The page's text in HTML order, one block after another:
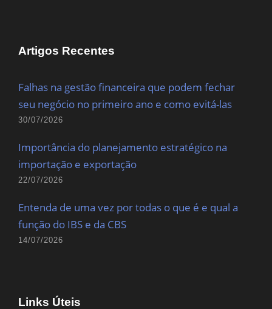
Artigos Recentes
Falhas na gestão financeira que podem fechar
seu negócio no primeiro ano e como evitá-las
30/07/2026
Importância do planejamento estratégico na
importação e exportação
22/07/2026
Entenda de uma vez por todas o que é e qual a
função do IBS e da CBS
14/07/2026
Links Úteis